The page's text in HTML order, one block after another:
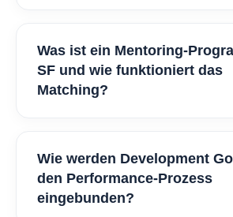
Was ist ein Mentoring-
SF und wie funktioniert das
Matching?
Wie werden Development
den Performance-Prozess
eingebunden?